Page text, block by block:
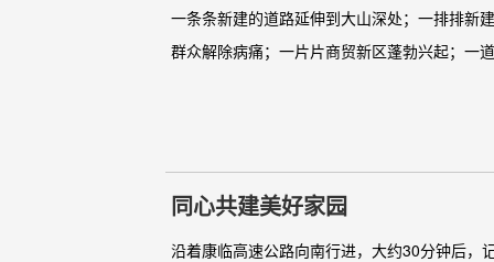
一条条新建的道路延伸到大山深处；一排排新
群众解除病痛；一片片商贸新区蓬勃兴起；
同心共建美好家园
沿着康临高速公路向南行进，大约30分钟后